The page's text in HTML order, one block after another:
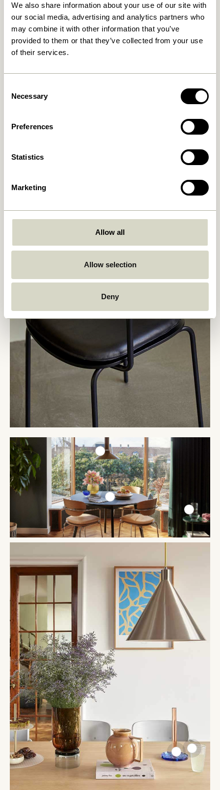
We also share information about your use of our site with
our social media, advertising and analytics partners who
may combine it with other information that you’ve
provided to them or that they’ve collected from your use
of their services.
Selection
Necessary
Preferences
Statistics
Marketing
Allow all
Allow selection
Deny